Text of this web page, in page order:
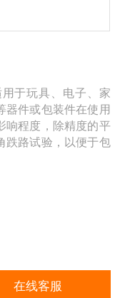
于玩具、电子、家
器件或包装件在使用
响程度，除精度的平
跌路试验，以便于包
在线客服